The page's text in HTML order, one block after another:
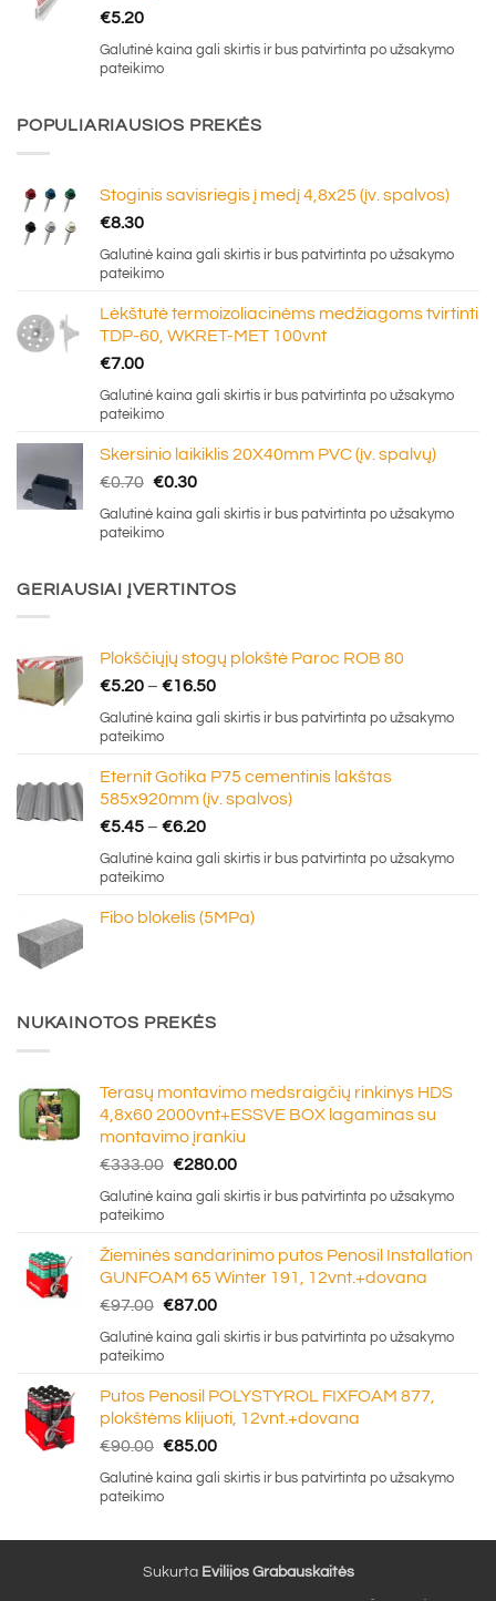
€5.20
Galutinė kaina gali skirtis ir bus patvirtinta po užsakymo
pateikimo
POPULIARIAUSIOS PREKĖS
Stoginis savisriegis į medį 4,8x25 (įv. spalvos)
€8.30
Galutinė kaina gali skirtis ir bus patvirtinta po užsakymo
pateikimo
Lėkštutė termoizoliacinėms medžiagoms tvirtinti
TDP-60, WKRET-MET 100vnt
€7.00
Galutinė kaina gali skirtis ir bus patvirtinta po užsakymo
pateikimo
Skersinio laikiklis 20X40mm PVC (įv. spalvų)
€0.70 Original
price
was:
€0.30Current
price
is:
Galutinė kaina gali skirtis ir bus patvirtinta po užsakymo
pateikimo
GERIAUSIAI ĮVERTINTOS
Plokščiųjų stogų plokštė Paroc ROB 80
€5.20 – €16.50Price
range:
€16.50
Galutinė kaina gali skirtis ir bus patvirtinta po užsakymo
pateikimo
Eternit Gotika P75 cementinis lakštas
585x920mm (įv. spalvos)
€5.45 – €6.20Price
range:
€6.20
Galutinė kaina gali skirtis ir bus patvirtinta po užsakymo
pateikimo
Fibo blokelis (5MPa)
NUKAINOTOS PREKĖS
Terasų montavimo medsraigčių rinkinys HDS
4,8x60 2000vnt+ESSVE BOX lagaminas su
montavimo įrankiu
€333.00 Original
price
was:
€280.00Current
price
Galutinė kaina gali skirtis ir bus patvirtinta po užsakymo
pateikimo
Žieminės sandarinimo putos Penosil Installation
GUNFOAM 65 Winter 191, 12vnt.+dovana
€97.00 Original
price
was:
€87.00Current
price
Galutinė kaina gali skirtis ir bus patvirtinta po užsakymo
pateikimo
Putos Penosil POLYSTYROL FIXFOAM 877,
plokštėms klijuoti, 12vnt.+dovana
€90.00 Original
price
was:
€85.00Current
price
Galutinė kaina gali skirtis ir bus patvirtinta po užsakymo
pateikimo
Sukurta Evilijos Grabauskaitės